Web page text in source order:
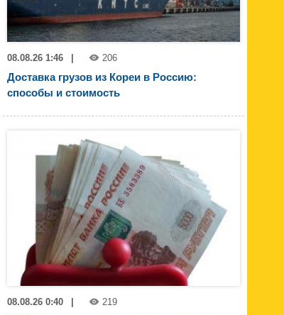
08.08.26 1:46 206
Доставка грузов из Кореи в Россию:
способы и стоимость
08.08.26 0:40 219